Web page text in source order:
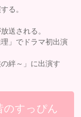
る。
送される。
」でドラマ初出演
絆～」に出演す
のすっぴん